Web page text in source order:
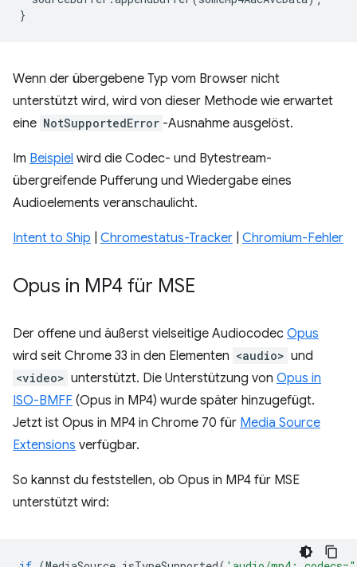
}
Wenn der übergebene Typ vom Browser nicht
unterstützt wird, wird von dieser Methode wie erwartet
eine NotSupportedError -Ausnahme ausgelöst.
Im Beispiel wird die Codec- und Bytestream-
übergreifende Pufferung und Wiedergabe eines
Audioelements veranschaulicht.
Intent to Ship Chromestatus-Tracker Chromium-Fehler
Opus in MP4 für MSE
Der offene und äußerst vielseitige Audiocodec Opus
wird seit Chrome 33 in den Elementen <audio> und
<video> unterstützt. Die Unterstützung von Opus in
ISO-BMFF (Opus in MP4) wurde später hinzugefügt.
Jetzt ist Opus in MP4 in Chrome 70 für Media Source
Extensions verfügbar.
So kannst du feststellen, ob Opus in MP4 für MSE
unterstützt wird: